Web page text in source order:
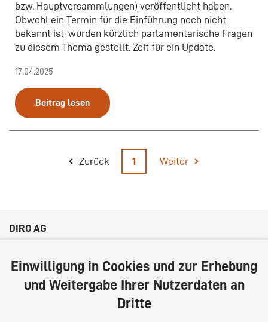
bzw. Hauptversammlungen) veröffentlicht haben.
Obwohl ein Termin für die Einführung noch nicht
bekannt ist, wurden kürzlich parlamentarische Fragen
zu diesem Thema gestellt. Zeit für ein Update.
17.04.2025
Beitrag lesen
Zurück 1 Weiter
DIRO AG
20354 Hamburg
Deutschland
Tel: +49 (0) 40 41352231
Einwilligung in Cookies und zur Erhebung
und Weitergabe Ihrer Nutzerdaten an
Dritte